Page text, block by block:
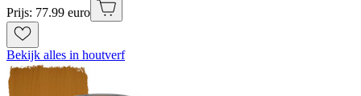
Prijs: 77.99 euro
Bekijk alles in houtverf